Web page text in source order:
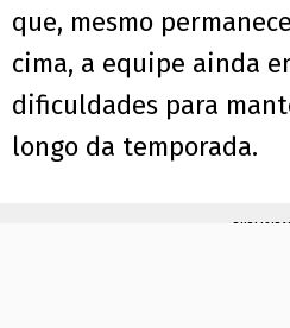
que, mesmo
cima, a equipe ainda
dificuldades para
longo da temporada.